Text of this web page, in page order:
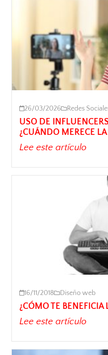
26/03/2026 Redes
USO DE
¿CUÁNDO MERECE
Lee este artículo
16/11/2018 Diseño web
¿CÓMO TE BENEFICIA
Lee este artículo